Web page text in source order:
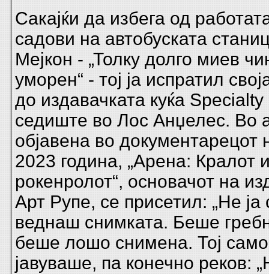
Сакајќи да избега од
садови на автобуската
Мејкон - „Толку долго миев
уморен“ - тој ја испратил
до издавачката куќа
седиште во Лос Анџелес. Во
објавена во
2023 година, „Арена: Кралот
рокенролот“, основачот на
Арт Рупе, се присетил: „Не
веднаш снимката. Беше
беше лошо снимена. Тој само
јавуваше, па конечно реков: